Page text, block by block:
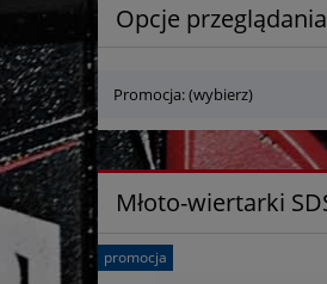
Opcje przeglądania
Promocja: (wybierz)
Młoto-wiertarki
promocja